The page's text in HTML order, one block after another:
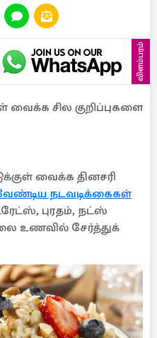
விளம்பரம்
சில குறிப்புகளை
வைக்க தினசரி
நடவடிக்கைகள்
புரதம், நட்ஸ்
உணவில் சேர்த்துக்